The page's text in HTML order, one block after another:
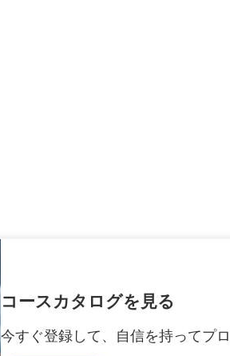
コースカタログを見る
今すぐ登録して、自信を持ってプ